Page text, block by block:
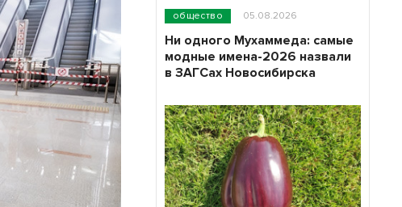
общество 05.08.2026
Ни одного Мухаммеда: самые
модные имена-2026 назвали
в ЗАГСах Новосибирска